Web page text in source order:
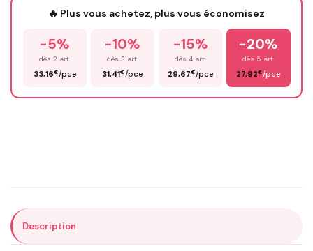
Prénom*
ENVOYER MA DEMANDE ✨
🔥 Plus vous achetez, plus vous économisez
-5%
dès 2 art.
33,16€/pce
-10%
dès 3 art.
31,41€/pce
-15%
dès 4 art.
29,67€/pce
-20%
dès 5 art.
27,92€/pce
Description